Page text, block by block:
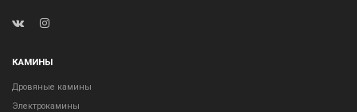
КАМИНЫ
Дровяные камины
Электрокамины